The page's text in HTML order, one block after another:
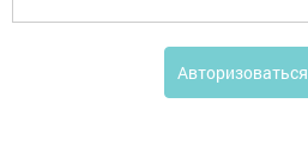
Авторизоваться